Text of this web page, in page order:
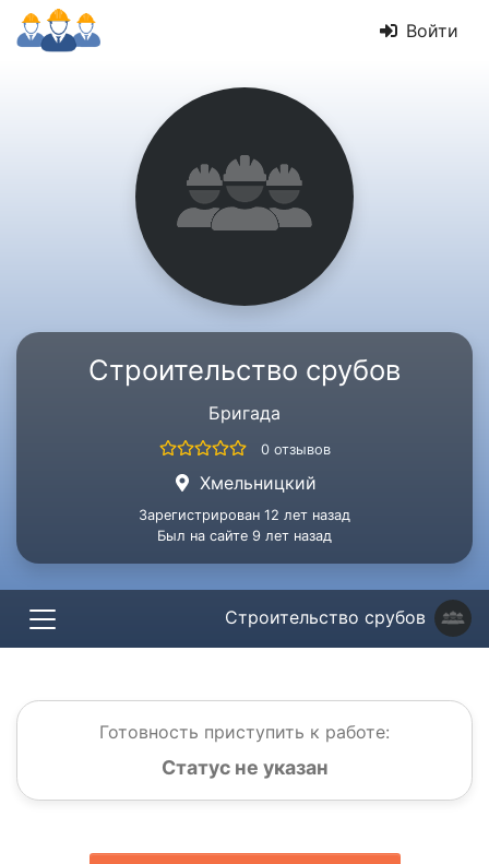
Войти
Строительство срубов
Бригада
0 отзывов
Хмельницкий
Зарегистрирован 12 лет назад
Был на сайте 9 лет назад
Строительство срубов
Готовность приступить к работе:
Статус не указан